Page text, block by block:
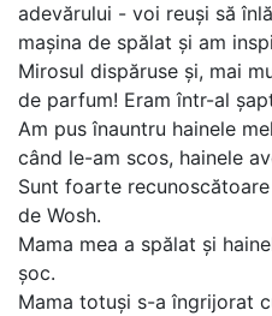
adevărului - voi reuși să
mașina de spălat și am
Mirosul dispăruse și, mai
de parfum! Eram într-al
Am pus înauntru hainele
când le-am scos, hainele
Sunt foarte
de Wosh.
Mama mea a spălat și
șoc.
Mama totuși s-a îngrijorat